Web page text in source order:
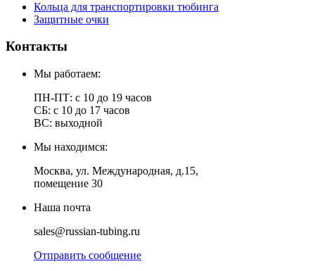
Кольца для транспортировки тюбинга
Защитные очки
Контакты
Мы работаем:
ПН-ПТ: с 10 до 19 часов
СБ: с 10 до 17 часов
ВС: выходной
Мы находимся:
Москва, ул. Международная, д.15,
помещение 30
Наша почта
sales@russian-tubing.ru
Отправить сообщение